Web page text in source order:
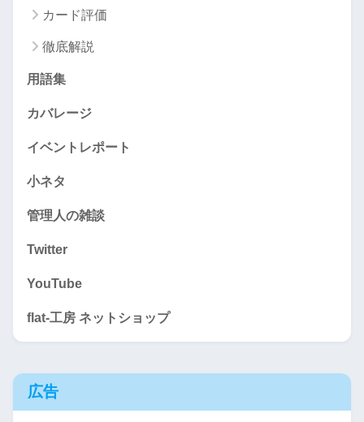
カード評価
徹底解説
用語集
カバレージ
イベントレポート
小ネタ
管理人の雑談
Twitter
YouTube
flat-工房 ネットショップ
広告